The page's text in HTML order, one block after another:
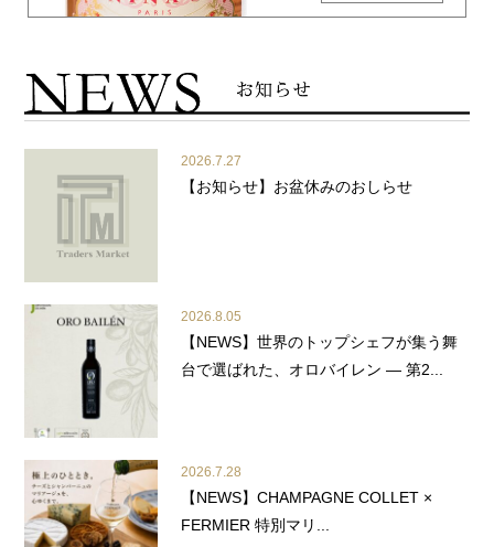
2026.7.27
【お知らせ】お盆休みのおしらせ
2026.8.05
【NEWS】世界のトップシェフが集う舞
台で選ばれた、オロバイレン ― 第2...
2026.7.28
【NEWS】CHAMPAGNE COLLET ×
FERMIER 特別マリ...